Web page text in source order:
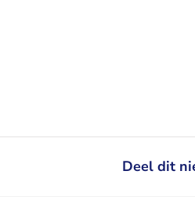
Deel dit